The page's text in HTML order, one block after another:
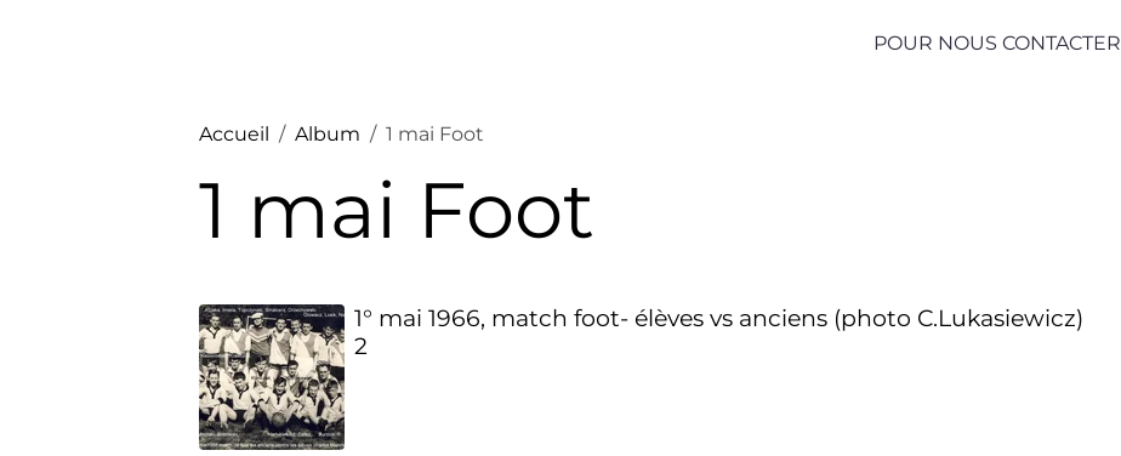
POUR NOUS CONTACTER
Accueil Album 1 mai Foot
1 mai Foot
1° mai 1966, match foot- élèves vs anciens (photo C.Lukasiewicz)
2